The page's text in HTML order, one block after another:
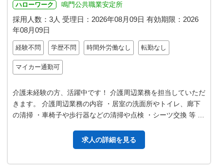
ハローワーク 鳴門公共職業安定所
採用人数：3人 受理日： 2026年08月09日 有効期限： 2026
年08月09日
経験不問 学歴不問 時間外労働なし 転勤なし
マイカー通勤可
介護未経験の方、活躍中です！ 介護周辺業務を担当していただ
きます。 介護周辺業務の内容 ・居室の洗面所やトイレ、廊下
の清掃 ・車椅子や歩行器などの清掃や点検 ・シーツ交換 等 上
求人の詳細を見る